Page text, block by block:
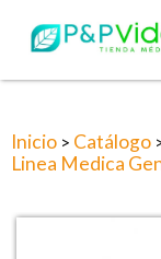
Inicio > Catálogo
Linea Medica